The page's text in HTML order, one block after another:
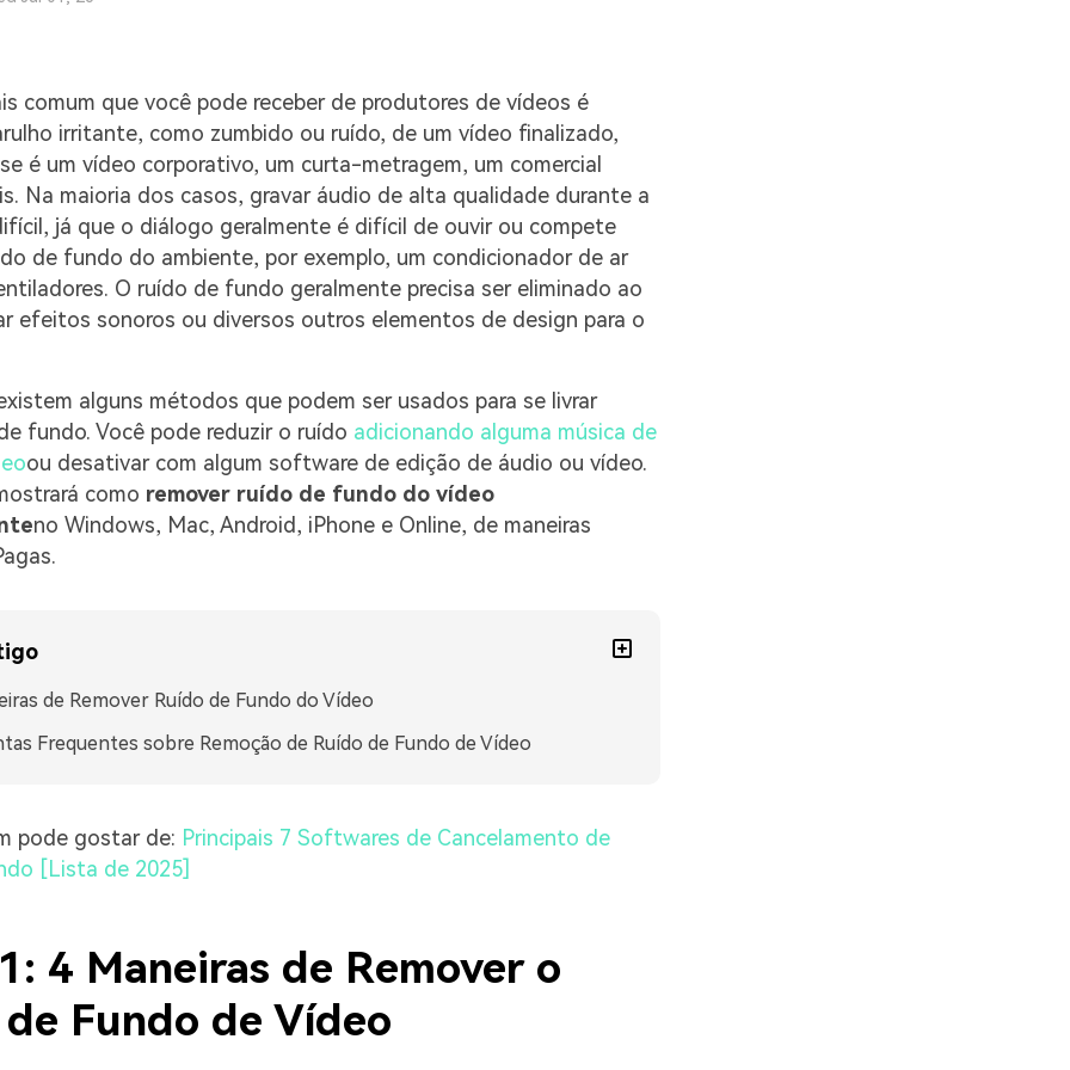
comum que você pode receber de produtores de vídeos é
irritante, como zumbido ou ruído, de um vídeo finalizado,
é um vídeo corporativo, um curta-metragem, um comercial
Na maioria dos casos, gravar áudio de alta qualidade durante a
já que o diálogo geralmente é difícil de ouvir ou compete
de fundo do ambiente, por exemplo, um condicionador de ar
O ruído de fundo geralmente precisa ser eliminado ao
efeitos sonoros ou diversos outros elementos de design para o
alguns métodos que podem ser usados para se livrar
fundo. Você pode reduzir o ruído adicionando alguma música de
ou desativar com algum software de edição de áudio ou vídeo.
como remover ruído de fundo do vídeo
no Windows, Mac, Android, iPhone e Online, de maneiras
de Remover Ruído de Fundo do Vídeo
Frequentes sobre Remoção de Ruído de Fundo de Vídeo
pode gostar de: Principais 7 Softwares de Cancelamento de
[Lista de 2025]
4 Maneiras de Remover o
Fundo de Vídeo